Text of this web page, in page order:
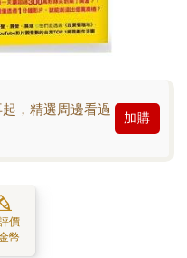
，精選周邊看過
加購
價
幣